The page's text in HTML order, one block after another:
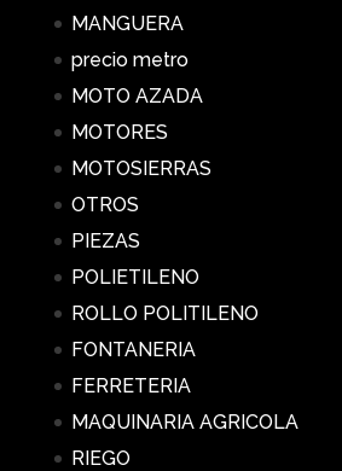
MANGUERA
precio metro
MOTO AZADA
MOTORES
MOTOSIERRAS
OTROS
PIEZAS
POLIETILENO
ROLLO POLITILENO
FONTANERIA
FERRETERIA
MAQUINARIA AGRICOLA
RIEGO